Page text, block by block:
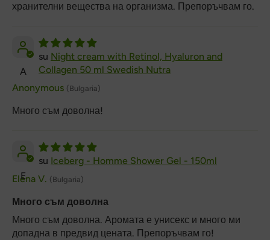
хранителни вещества на организма. Препоръчвам го.
A
Night cream with Retinol, Hyaluron and
Collagen 50 ml Swedish Nutra
Anonymous (Bulgaria)
Много съм доволна!
E
Iceberg - Homme Shower Gel - 150ml
Elena V. (Bulgaria)
Много съм доволна
Много съм доволна. Аромата е унисекс и много ми
допадна в предвид цената. Препоръчвам го!